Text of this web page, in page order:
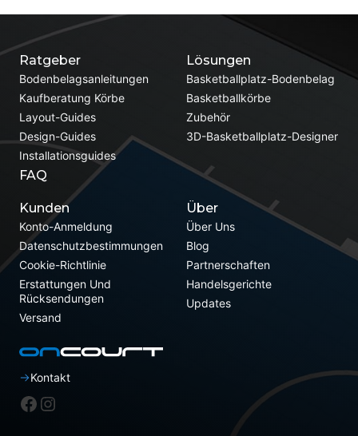
Lösungen
Basketballplatz-Bodenbelag
Basketballkörbe
Zubehör
3D-Basketballplatz-Designer
Ratgeber
Bodenbelagsanleitungen
Kaufberatung Körbe
Layout-Guides
Design-Guides
Installationsguides
FAQ
Kunden
Konto-Anmeldung
Datenschutzbestimmungen
Cookie-Richtlinie
Erstattungen Und
Rücksendungen
Versand
Über
Über Uns
Blog
Partnerschaften
Handelsgerichte
Updates
Kontakt
Facebook
Instagram